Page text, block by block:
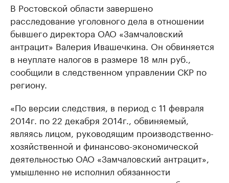
В Ростовской области завершено
расследование уголовного дела в отношении
бывшего директора ОАО «Замчаловский
антрацит» Валерия Ивашечкина. Он обвиняется
в неуплате налогов в размере 18 млн руб.,
сообщили в следственном управлении СКР по
региону.
«По версии следствия, в период с 11 февраля
2014г. по 22 декабря 2014г., обвиняемый,
являясь лицом, руководящим производственно-
хозяйственной и финансово-экономической
деятельностью ОАО «Замчаловский антрацит»,
умышленно не исполнил обязанности